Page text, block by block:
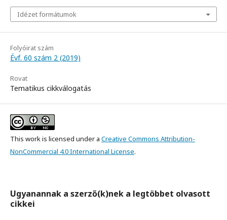
Idézet formátumok
Folyóirat szám
Évf. 60 szám 2 (2019)
Rovat
Tematikus cikkválogatás
This work is licensed under a Creative Commons Attribution-
NonCommercial 4.0 International License.
Ugyanannak a szerző(k)nek a legtöbbet olvasott
cikkei